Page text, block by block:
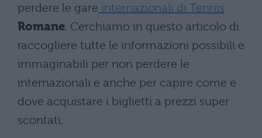
perdere le gare internazionali di Tennis
Romane. Cerchiamo in questo articolo di
raccogliere tutte le informazioni possibili e
immaginabili per non perdere le
internazionali e anche per capire come e
dove acquistare i biglietti a prezzi super
scontati.